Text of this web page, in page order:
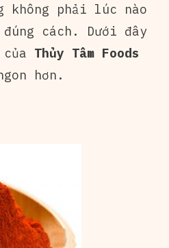
không phải lúc nào
cách. Dưới đây
Thủy Tâm Foods
hơn.